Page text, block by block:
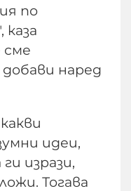
по
добави наред
идеи,
изрази,
Тогава